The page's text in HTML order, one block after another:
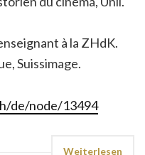
à la ZHdK.
Suissimage.
de/node/13494
Weiterlesen